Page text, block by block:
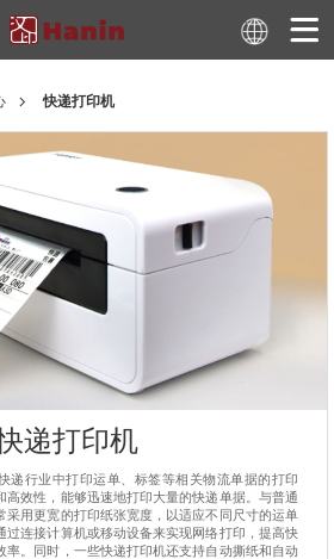
快递打印机
递打印机
递行业中打印运单、标签等相关物流单据的打印
高效性，能够迅速地打印大量的快递单据。与普通
采用更宽的打印纸张宽度，以适应不同尺寸的运单
过连接计算机或移动设备来实现网络打印，提高快
率。同时，一些快递打印机还支持自动撕纸和自动